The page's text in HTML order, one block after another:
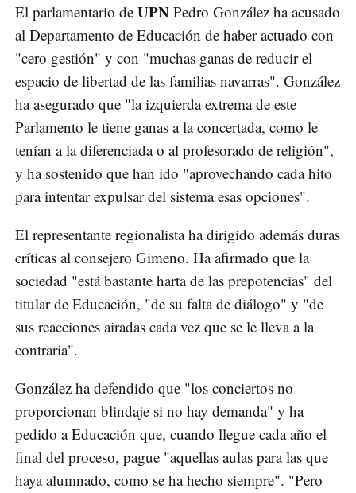
El parlamentario de UPN Pedro González ha acusado
al Departamento de Educación de haber actuado con
"cero gestión" y con "muchas ganas de reducir el
espacio de libertad de las familias navarras". González
ha asegurado que "la izquierda extrema de este
Parlamento le tiene ganas a la concertada, como le
tenían a la diferenciada o al profesorado de religión",
y ha sostenido que han ido "aprovechando cada hito
para intentar expulsar del sistema esas opciones".
El representante regionalista ha dirigido además duras
críticas al consejero Gimeno. Ha afirmado que la
sociedad "está bastante harta de las prepotencias" del
titular de Educación, "de su falta de diálogo" y "de
sus reacciones airadas cada vez que se le lleva a la
contraria".
González ha defendido que "los conciertos no
proporcionan blindaje si no hay demanda" y ha
pedido a Educación que, cuando llegue cada año el
final del proceso, pague "aquellas aulas para las que
haya alumnado, como se ha hecho siempre". "Pero